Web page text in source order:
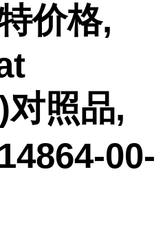
价格,
照品,
00-